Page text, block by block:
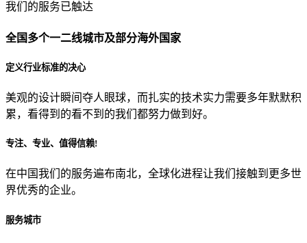
贵公司预算范围是？
贵公司的团队规模是？
目前主要的营销渠道是？
我们的服务已触达
全国多个一二线城市及部分海外国家
定义行业标准的决心
美观的设计瞬间夺人眼球，而扎实的技术实力需要多年默默积
累，看得到的看不到的我们都努力做到好。
专注、专业、值得信赖!
在中国我们的服务遍布南北，全球化进程让我们接触到更多世
界优秀的企业。
服务城市